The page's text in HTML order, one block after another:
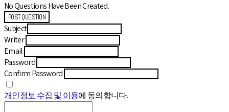
No Questions Have Been Created.
POST QUESTION
Subject
Writer
Email
Password
Confirm Password
개인정보 수집 및 이용에 동의합니다.